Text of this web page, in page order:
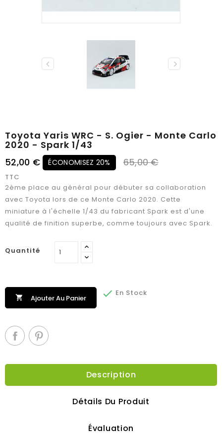
Toyota Yaris WRC - S. Ogier - Monte Carlo
2020 - Spark 1/43
52,00 €
ÉCONOMISEZ 20% 65,00 €
TTC
2ème place au général pour débuter sa collaboration
avec Toyota lors de ce Monte Carlo 2020. Cette
miniature à l'échelle 1/43 du fabricant Spark est d'une
qualité de finition superbe, comme toujours avec Spark.
Quantité
 Ajouter Au Panier  En Stock
Description
Détails Du Produit
Évaluation